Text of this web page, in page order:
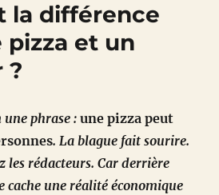
la différence
et un
?
une phrase :une pizza peut
. La blague fait sourire.
les rédacteurs. Car derrière
cache une réalité économique